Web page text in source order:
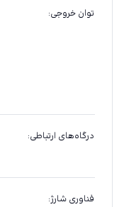
توان خروجی:
درگاه‌های ارتباطی:
فناوری شارژ: